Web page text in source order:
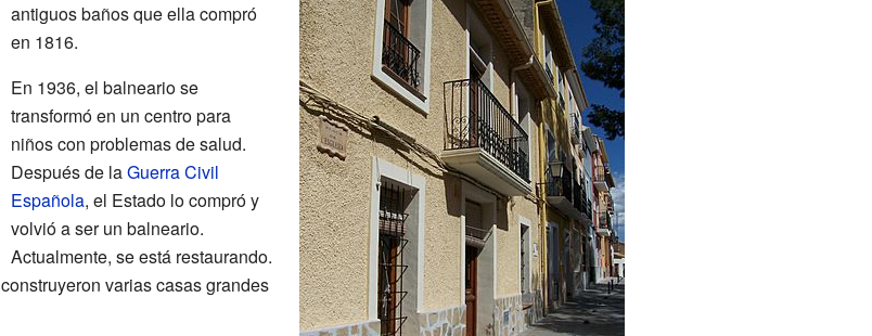
antiguos baños que ella compró
en 1816.
En 1936, el balneario se
transformó en un centro para
niños con problemas de salud.
Después de laGuerra Civil
Española, el Estado lo compró y
volvió a ser un balneario.
Actualmente, se está restaurando.
varias casas grandes